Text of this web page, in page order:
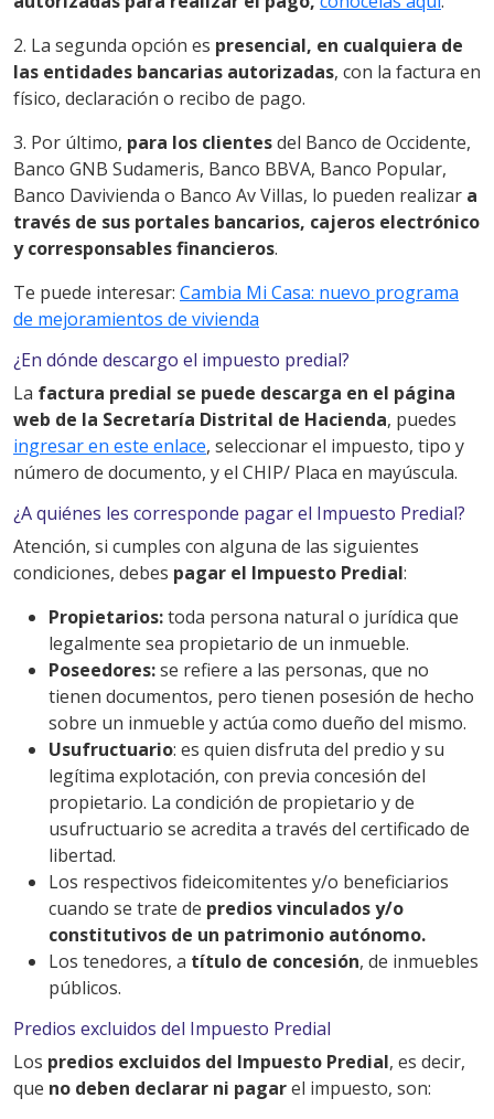
2. La segunda opción es presencial, en cualquiera de
las entidades bancarias autorizadas, con la factura en
físico, declaración o recibo de pago.
3. Por último, para los clientesdel Banco de Occidente,
Banco GNB Sudameris, Banco BBVA, Banco Popular,
Banco Davivienda o Banco Av Villas, lo pueden realizar a
través de sus portales bancarios, cajeros electrónico
y corresponsables financieros.
Te puede interesar: Cambia Mi Casa: nuevo programa
de mejoramientos de vivienda
¿En dónde descargo el impuesto predial?
La factura predial se puede descarga en el página
web de la Secretaría Distrital de Hacienda, puedes
ingresar en este enlace, seleccionar el impuesto, tipo y
número de documento, y el CHIP/ Placa en mayúscula.
¿A quiénes les corresponde pagar el Impuesto Predial?
Atención, si cumples con alguna de las siguientes
condiciones, debes pagar el Impuesto Predial:
Propietarios:toda persona natural o jurídica que
legalmente sea propietario de un inmueble.
Poseedores:se refiere a las personas, que no
tienen documentos, pero tienen posesión de hecho
sobre un inmueble y actúa como dueño del mismo.
Usufructuario: es quien disfruta del predio y su
legítima explotación, con previa concesión del
propietario. La condición de propietario y de
usufructuario se acredita a través del certificado de
libertad.
Los respectivos fideicomitentes y/o beneficiarios
cuando se trate de predios vinculados y/o
constitutivos de un patrimonio autónomo.
Los tenedores, a título de concesión, de inmuebles
públicos.
Predios excluidos del Impuesto Predial
Los predios excluidos del Impuesto Predial, es decir,
que no deben declarar ni pagarel impuesto, son: